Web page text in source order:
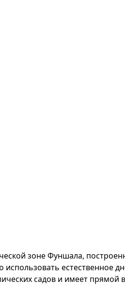
зоне Фуншала,
естественное
садов и имеет